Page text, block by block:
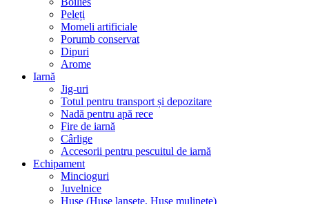
Peleți
Momeli artificiale
Porumb conservat
Dipuri
Arome
Iarnă
Jig-uri
Totul pentru transport și depozitare
Nadă pentru apă rece
Fire de iarnă
Cârlige
Accesorii pentru pescuitul de iarnă
Echipament
Mincioguri
Juvelnice
Huse (Huse lansete, Huse mulinete)